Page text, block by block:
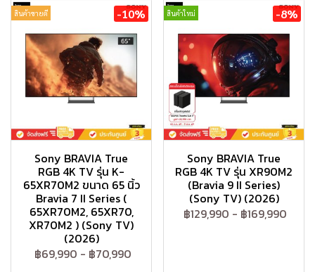
สินค้าขายดี -10%
Sony BRAVIA True
RGB 4K TV รุ่น K-
65XR70M2 ขนาด 65 นิ้ว
Bravia 7 II Series (
65XR70M2, 65XR70,
XR70M2 ) (Sony TV)
(2026)
฿69,990 - ฿70,990
สินค้าใหม่ -8%
Sony BRAVIA True
RGB 4K TV รุ่น XR90M2
(Bravia 9 II Series)
(Sony TV) (2026)
฿129,990 - ฿169,990